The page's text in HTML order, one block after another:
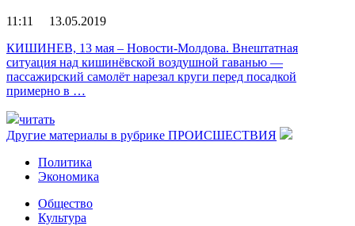
11:11 13.05.2019
КИШИНЕВ, 13 мая – Новости-Молдова. Внештатная
ситуация над кишинёвской воздушной гаванью —
пассажирский самолёт нарезал круги перед посадкой
примерно в …
читать
Другие материалы в рубрике ПРОИСШЕСТВИЯ
Политика
Экономика
Общество
Культура